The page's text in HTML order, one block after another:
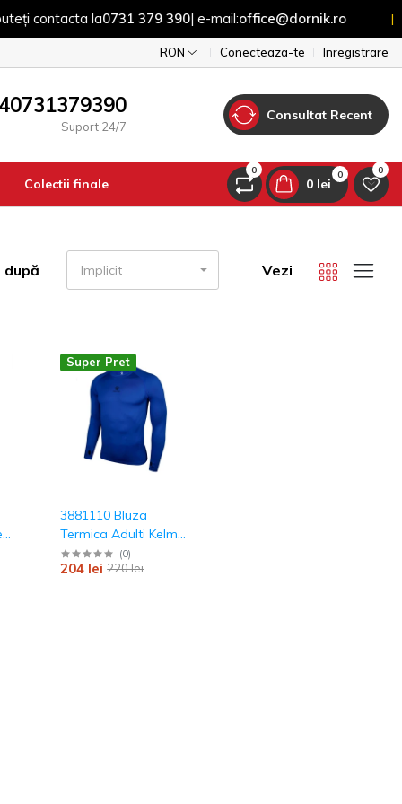
la0731 379 390| e-mail:office@dornik.ro
RON Conecteaza-te Inregistrare
Suport 24/7
Consultat Recent
Colectii finale
0 0
0 lei
0
după Implicit Vezi
Super Pret
3881110 Bluza
Termica Adulti Kelme
North cu maneca
lunga
(0)
220 lei
204 lei